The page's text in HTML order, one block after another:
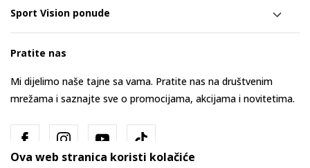
Sport Vision ponude
Pratite nas
Mi dijelimo naše tajne sa vama. Pratite nas na društvenim
mrežama i saznajte sve o promocijama, akcijama i novitetima.
Ova web stranica koristi kolačiće